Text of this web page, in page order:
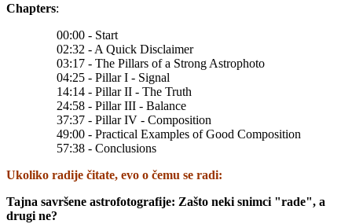
Chapters:
00:00 - Start
02:32 - A Quick Disclaimer
03:17 - The Pillars of a Strong Astrophoto
04:25 - Pillar I - Signal
14:14 - Pillar II - The Truth
24:58 - Pillar III - Balance
37:37 - Pillar IV - Composition
49:00 - Practical Examples of Good Composition
57:38 - Conclusions
Ukoliko radije čitate, evo o čemu se radi:
Tajna savršene astrofotografije: Zašto neki snimci "rade", a
drugi ne?